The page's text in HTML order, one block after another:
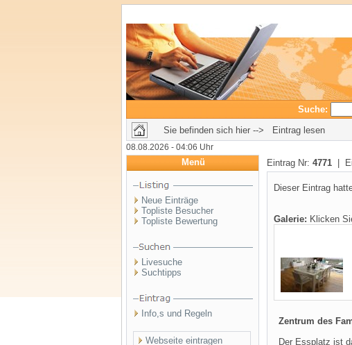
Suche:
Sie befinden sich hier --> Eintrag lesen
08.08.2026 - 04:06 Uhr
Menü
Neue Einträge
Topliste Besucher
Topliste Bewertung
Livesuche
Suchtipps
Info,s und Regeln
Webseite eintragen
Eintrag Nr: 4771 |
Dieser Eintrag
Galerie: Klicken
Zentrum des
Der Essplatz ist